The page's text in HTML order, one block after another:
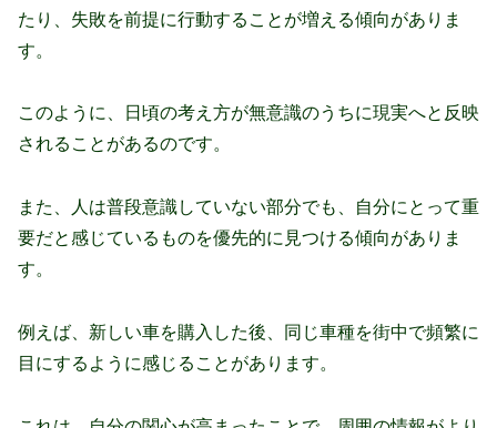
たり、失敗を前提に行動することが増える傾向がありま
す。
このように、日頃の考え方が無意識のうちに現実へと反映
されることがあるのです。
また、人は普段意識していない部分でも、自分にとって重
要だと感じているものを優先的に見つける傾向がありま
す。
例えば、新しい車を購入した後、同じ車種を街中で頻繁に
目にするように感じることがあります。